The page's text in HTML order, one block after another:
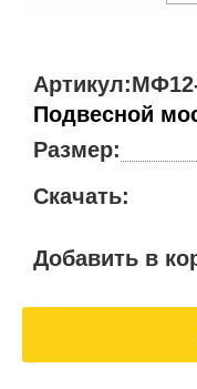
Артикул:
Подвесной
Размер:
Скачать:
Добавить в